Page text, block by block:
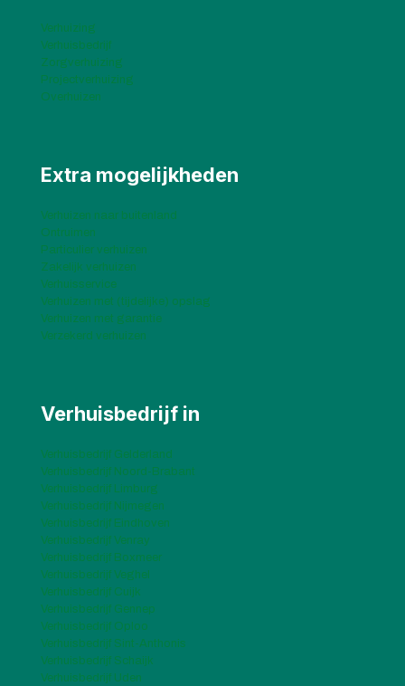
Verhuizing
Verhuisbedrijf
Zorgverhuizing
Projectverhuizing
Overhuizen
Extra mogelijkheden
Verhuizen naar buitenland
Ontruimen
Particulier verhuizen
Zakelijk verhuizen
Verhuisservice
Verhuizen met (tijdelijke) opslag
Verhuizen met garantie
Verzekerd verhuizen
Verhuisbedrijf in
Verhuisbedrijf Gelderland
Verhuisbedrijf Noord-Brabant
Verhuisbedrijf Limburg
Verhuisbedrijf Nijmegen
Verhuisbedrijf Eindhoven
Verhuisbedrijf Venray
Verhuisbedrijf Boxmeer
Verhuisbedrijf Veghel
Verhuisbedrijf Cuijk
Verhuisbedrijf Gennep
Verhuisbedrijf Oploo
Verhuisbedrijf Sint-Anthonis
Verhuisbedrijf Schaijk
Verhuisbedrijf Uden